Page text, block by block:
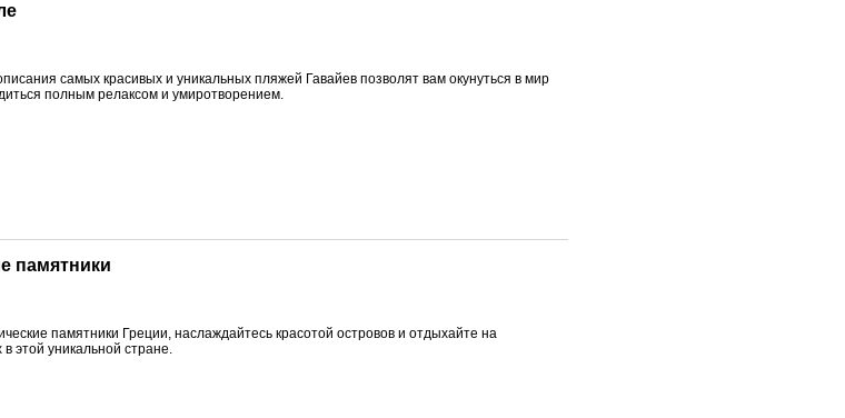
самых красивых и уникальных пляжей Гавайев позволят вам окунуться в мир
полным релаксом и умиротворением.
памятники
памятники Греции, наслаждайтесь красотой островов и отдыхайте на
этой уникальной стране.